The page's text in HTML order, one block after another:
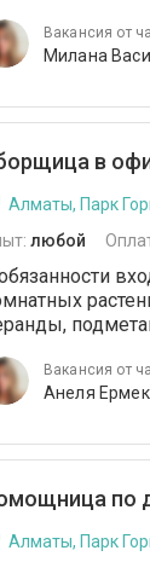
Вакансия от
Милана
в
Алматы, Парк
любой
Вакансия от
Анеля
по
Алматы, Парк